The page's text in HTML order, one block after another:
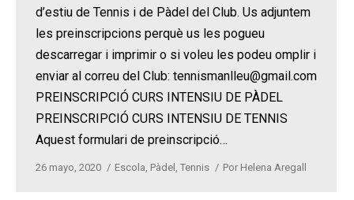
d’estiu de Tennis i de Pàdel del Club. Us adjuntem
les preinscripcions perquè us les pogueu
descarregar i imprimir o si voleu les podeu omplir i
enviar al correu del Club: tennismanlleu@gmail.com
PREINSCRIPCIÓ CURS INTENSIU DE PÀDEL
PREINSCRIPCIÓ CURS INTENSIU DE TENNIS
Aquest formulari de preinscripció…
26 mayo, 2020 Escola, Pàdel , Tennis Por Helena Aregall